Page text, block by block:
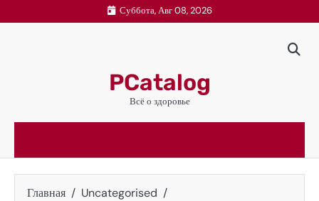
к
Суббота, Авг 08, 2026
PCatalog
Всё о здоровье
Главная
Uncategorised